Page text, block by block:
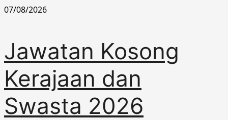
Skip
07/08/2026
Jawatan Kosong
Kerajaan dan
Swasta 2026